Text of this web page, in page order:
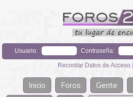
Usuario: Contraseña:
Recordar Datos de Acceso |
Inicio Foros Gente